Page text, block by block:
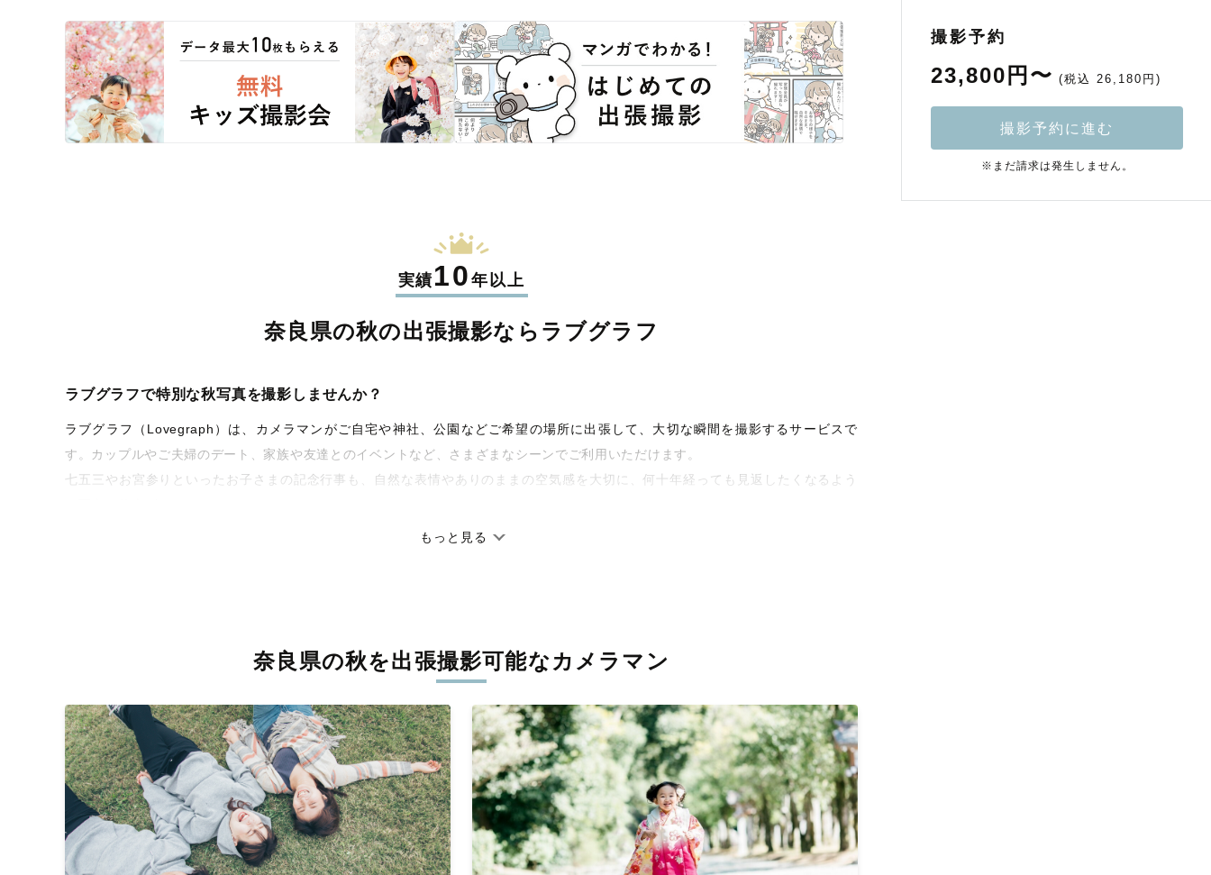
実績10年以上
奈良県の秋の出張撮影なら ラブグラフ
ラブグラフで特別な秋写真を撮影しませんか？
ラブグラフ（Lovegraph）は、カメラマンがご自宅や神社、公園などご希望の場所に出張して、大切な瞬間を撮影するサービスで
す。カップルやご夫婦のデート、家族や友達とのイベントなど、さまざまなシーンでご利用いただけます。
七五三やお宮参りといったお子さまの記念行事も、自然な表情やありのままの空気感を大切に、何十年経っても見返したくなるよう
丁寧なレタッチで思い出を美しく仕上げます
きっと「こんな写真を撮ってほしかった！」と思える一枚に出会えます。まずは、ラブグラフの撮影事例をご覧ください。
もっと見る
奈良県の秋を出張撮影可能なカメラマン
撮影予約
23,800円〜 (税込 26,180円)
撮影予約に進む
※まだ請求は発生しません。